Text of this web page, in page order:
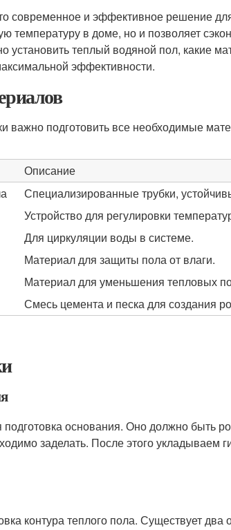
современное и эффективное решение
температуру в доме, но и позволяет
установить теплый водяной пол, какие
эффективности.
важно подготовить все необходимые
Описание
Специализированные трубки,
Устройство для регулировки
Для циркуляции воды в системе.
Материал для защиты пола от влаги.
Материал для уменьшения тепловых
Смесь цемента и песка для создания
основания. Оно должно быть
заделать. После этого укладываем
контура теплого пола. Существует два